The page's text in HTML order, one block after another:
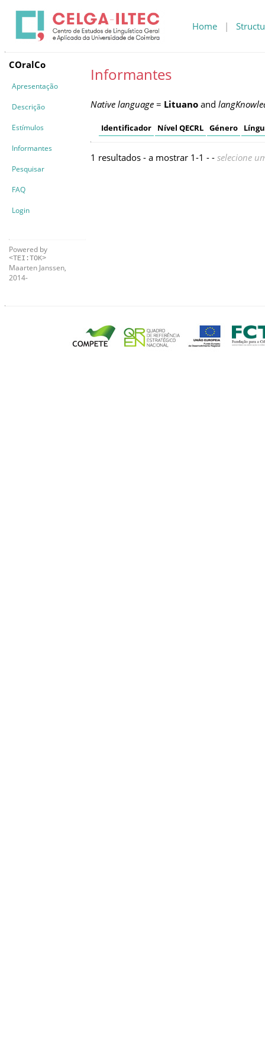
Home |
COralCo
Apresentação
Descrição
Estímulos
Informantes
Pesquisar
FAQ
Login
Powered by
<TEI:TOK>
Maarten Janssen,
2014-
Informantes
Native language = Lituano and
Identificador Nível QECRL Género
1 resultados - a mostrar 1-1 - - selecione